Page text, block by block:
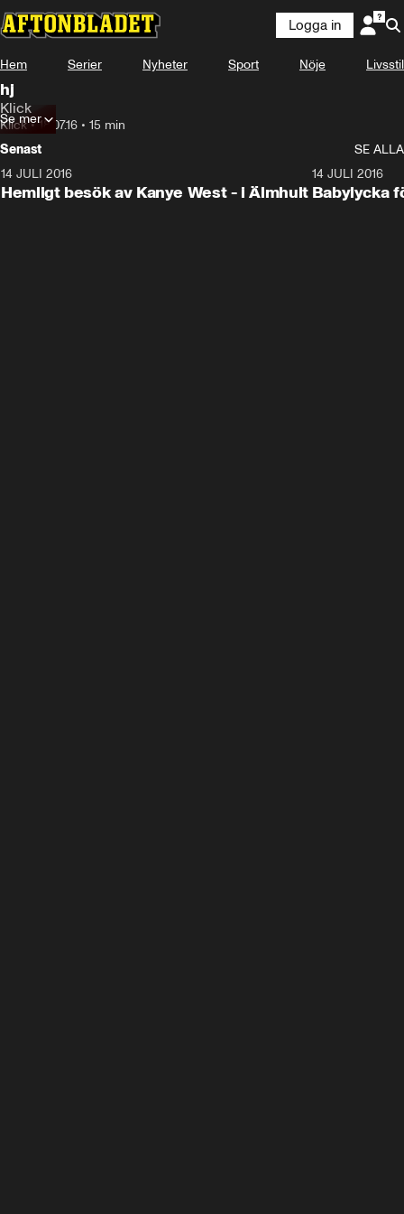
Logga in
Hem Serier Nyheter Sport Nöje Livsstil
hj
Klick
Klick•18.07.16 • 15 min
Se mer
Senast
SE ALLA
14 JULI 2016
Hemligt besök av Kanye West - i Älmhult
14 JULI 2016
Babylycka